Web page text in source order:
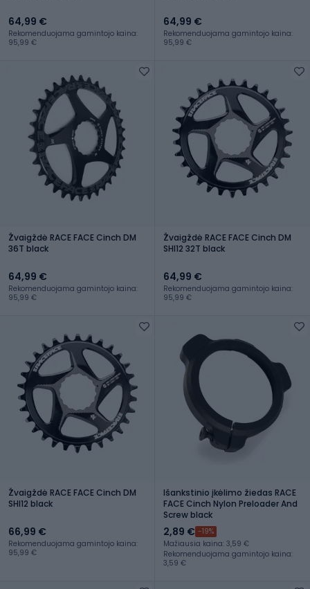
64,99 €
Rekomenduojama gamintojo kaina:
95,99 €
64,99 €
Rekomenduojama gamintojo kaina:
95,99 €
Žvaigždė RACE FACE Cinch DM
36T black
64,99 €
Rekomenduojama gamintojo kaina:
95,99 €
Žvaigždė RACE FACE Cinch DM
SHI12 32T black
64,99 €
Rekomenduojama gamintojo kaina:
95,99 €
Žvaigždė RACE FACE Cinch DM
SHI12 black
66,99 €
Rekomenduojama gamintojo kaina:
95,99 €
Išankstinio įkėlimo žiedas RACE
FACE Cinch Nylon Preloader And
Screw black
2,89 € -19%
Mažiausia kaina: 3,59 €
Rekomenduojama gamintojo kaina:
3,59 €